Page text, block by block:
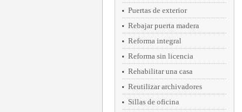
Puertas de exterior
Rebajar puerta madera
Reforma integral
Reforma sin licencia
Rehabilitar una casa
Reutilizar archivadores
Sillas de oficina